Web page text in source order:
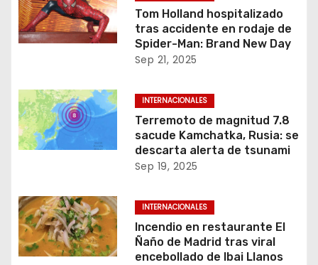
Tom Holland hospitalizado
tras accidente en rodaje de
Spider-Man: Brand New Day
Sep 21, 2025
INTERNACIONALES
Terremoto de magnitud 7.8
sacude Kamchatka, Rusia: se
descarta alerta de tsunami
Sep 19, 2025
INTERNACIONALES
Incendio en restaurante El
Ñaño de Madrid tras viral
encebollado de Ibai Llanos